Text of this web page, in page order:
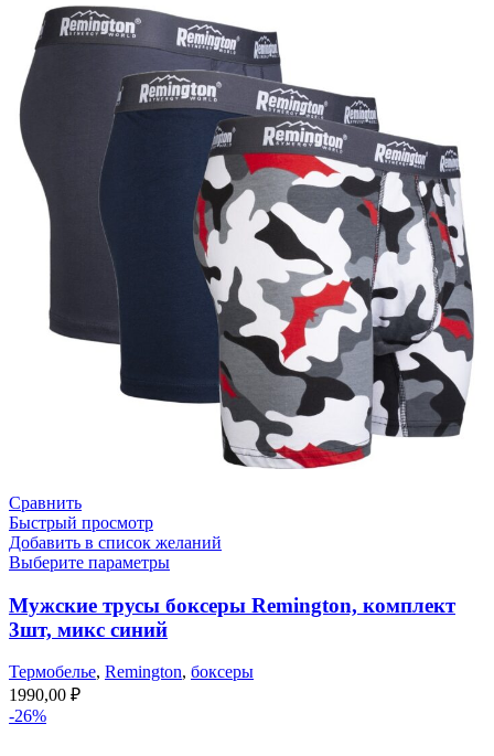
Сравнить
Быстрый просмотр
Добавить в список желаний
Выберите параметры
Мужские трусы боксеры Remington, комплект
3шт, микс синий
Термобелье, Remington, боксеры
1990,00 ₽
-26%